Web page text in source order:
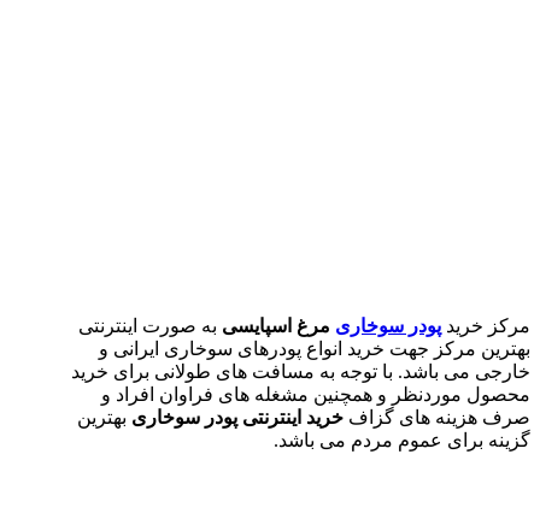
مرکز خرید پودر سوخاری مرغ اسپایسی به صورت اینترنتی
بهترین مرکز جهت خرید انواع پودرهای سوخاری ایرانی و
خارجی می باشد. با توجه به مسافت های طولانی برای خرید
محصول موردنظر و همچنین مشغله های فراوان افراد و
صرف هزینه های گزاف خرید اینترنتی پودر سوخاری بهترین
گزینه برای عموم مردم می باشد.